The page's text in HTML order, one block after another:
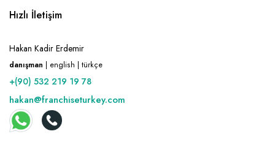
Hızlı İletişim
Hakan Kadir Erdemir
danışman | english | türkçe
+(90) 532 219 19 78
hakan@franchiseturkey.com